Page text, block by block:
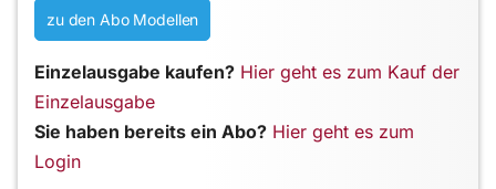
zu den Abo Modellen
Einzelausgabe kaufen? Hier geht es zum Kauf der
Einzelausgabe
Sie haben bereits ein Abo? Hier geht es zum
Login